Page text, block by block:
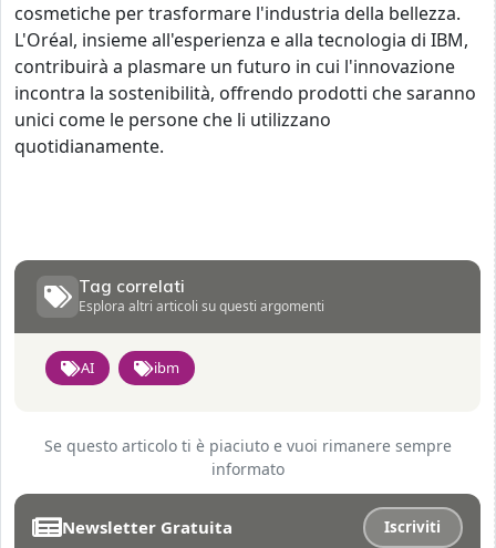
cosmetiche per trasformare l'industria della bellezza.
L'Oréal, insieme all'esperienza e alla tecnologia di IBM,
contribuirà a plasmare un futuro in cui l'innovazione
incontra la sostenibilità, offrendo prodotti che saranno
unici come le persone che li utilizzano
quotidianamente.
Tag correlati
Esplora altri articoli su questi argomenti
AI ibm
Se questo articolo ti è piaciuto e vuoi rimanere sempre
informato
Newsletter Gratuita Iscriviti